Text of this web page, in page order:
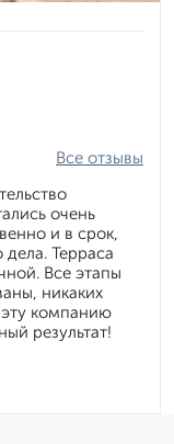
Все отзывы
очень
и в срок,
Терраса
Все этапы
никаких
компанию
результат!